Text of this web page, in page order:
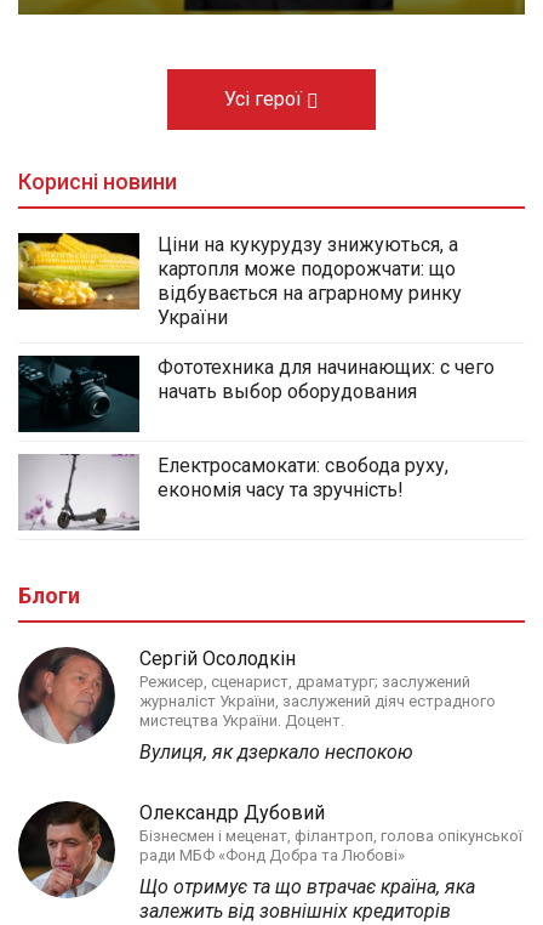
Усі герої
Корисні новини
Ціни на кукурудзу знижуються, а
картопля може подорожчати: що
відбувається на аграрному ринку
України
Фототехника для начинающих: с чего
начать выбор оборудования
Електросамокати: свобода руху,
економія часу та зручність!
Блоги
Сергій Осолодкін
Режисер, сценарист, драматург; заслужений
журналіст України, заслужений діяч естрадного
мистецтва України. Доцент.
Вулиця, як дзеркало неспокою
Олександр Дубовий
Бізнесмен і меценат, філантроп, голова опікунської
ради МБФ «Фонд Добра та Любові»
Що отримує та що втрачає країна, яка
залежить від зовнішніх кредиторів